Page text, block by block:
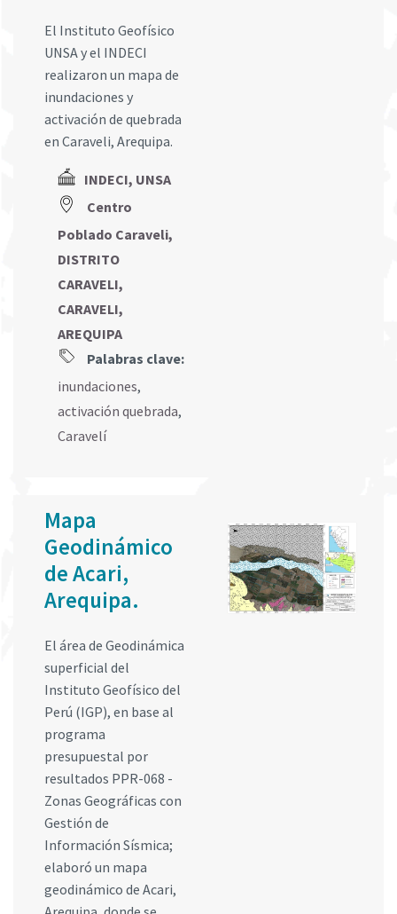
El Instituto Geofísico
UNSA y el INDECI
realizaron un mapa de
inundaciones y
activación de quebrada
en Caraveli, Arequipa.
INDECI, UNSA
Centro
Poblado Caraveli,
DISTRITO
CARAVELI,
CARAVELI,
AREQUIPA
Palabras clave:
inundaciones,
activación quebrada,
Caravelí
Mapa
Geodinámico
de Acari,
Arequipa.
El área de Geodinámica
superficial del
Instituto Geofísico del
Perú (IGP), en base al
programa
presupuestal por
resultados PPR-068 -
Zonas Geográficas con
Gestión de
Información Sísmica;
elaboró un mapa
geodinámico de Acari,